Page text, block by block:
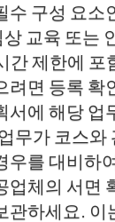
수 구성 요소
상 교육 또는
간 제한에 포
려면 등록 확
서에 해당 업
무가 코스와
우를 대비하
업체의 서면
관하세요. 이